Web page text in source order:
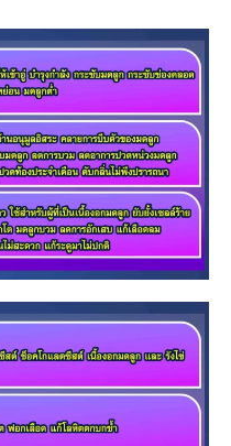
พทย์แผนไทยสูตร
ม่มีผลต่อฮอร์โมน
กระชับมดลูกแก้
! ดูแลทั้งระบบ